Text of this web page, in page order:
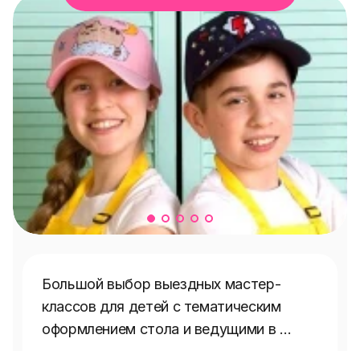
Большой выбор выездных мастер-
классов для детей с тематическим
оформлением стола и ведущими в